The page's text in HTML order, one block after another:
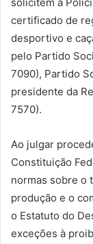
certificado de
desportivo e
pelo Partido
7090), Partido
presidente da
7570).
Ao julgar
Constituição
normas sobre o
produção e o
o Estatuto do
exceções à